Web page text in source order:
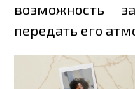
возможность
передать его